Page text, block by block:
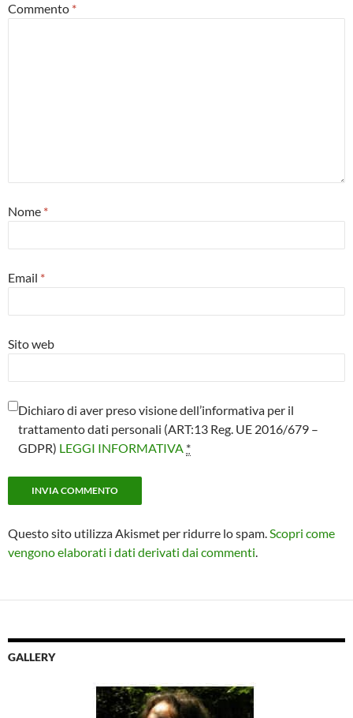
Commento *
Nome *
Email *
Sito web
Dichiaro di aver preso visione dell’informativa per il
trattamento dati personali (ART:13 Reg. UE 2016/679 –
GDPR) LEGGI INFORMATIVA *
Questo sito utilizza Akismet per ridurre lo spam.Scopri come
vengono elaborati i dati derivati dai commenti.
GALLERY